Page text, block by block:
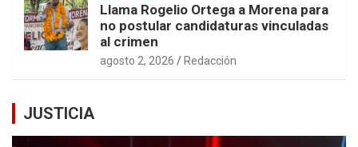
Llama Rogelio Ortega a Morena para
no postular candidaturas vinculadas
al crimen
agosto 2, 2026 Redacción
JUSTICIA